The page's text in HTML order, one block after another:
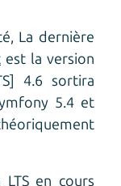
La dernière
est la version
4.6 sortira
5.4 et
en cours